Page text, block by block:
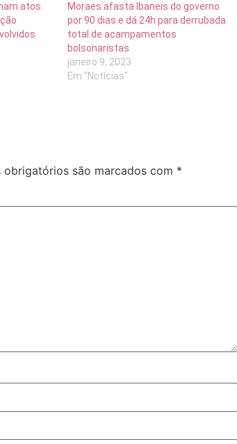
atos
Moraes afasta Ibaneis do governo
por 90 dias e dá 24h para derrubada
total de acampamentos
bolsonaristas
janeiro 9, 2023
Em "Notícias"
obrigatórios são marcados com *